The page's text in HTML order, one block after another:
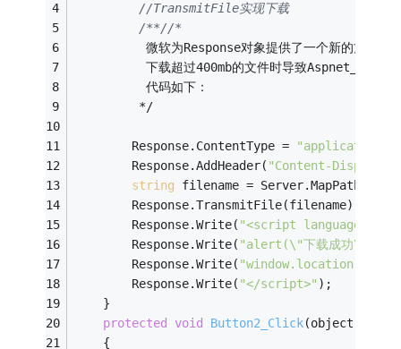
//TransmitFile实现下载
/**//*
微软为Response对象提供了一个新的方法
下载超过400mb的文件时导致Aspnet_wp.exe
          代码如下：
         */
        Response.ContentType =
"application/x-
        Response.AddHeader(
"Content-
string filename = Server.MapPath(
        Response.TransmitFile(filename);
        Response.Write(
"<script
        Response.Write(
"alert(\"下载成功\");"
        Response.Write(
        Response.Write(
"</script>" );
    }
protected
void Button2_Click(object
    {